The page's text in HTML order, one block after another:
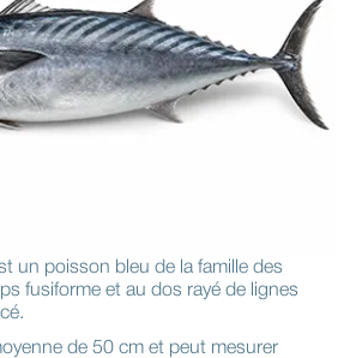
un poisson bleu de la famille des
fusiforme et au dos rayé de lignes
de 50 cm et peut mesurer